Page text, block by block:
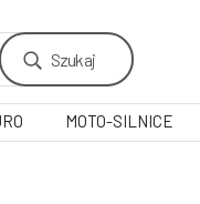
Szukaj
MOTO-SILNICE